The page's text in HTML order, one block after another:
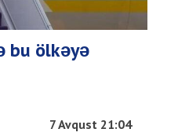
bu ölkəyə
7 Avqust 21:04